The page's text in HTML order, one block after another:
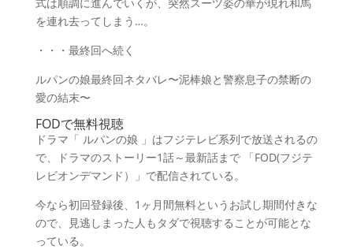
を連れ去ってしまう…。
・・・最終回へ続く
ルパンの娘最終回ネタバレ〜泥棒娘と警察息子の禁断の
愛の結末〜
FODで無料視聴
ドラマ「 ルパンの娘 」はフジテレビ系列で放送されるの
で、ドラマのストーリー1話～最新話まで 「FOD(フジテ
レビオンデマンド）」で配信されている。
今なら初回登録後、1ヶ月間無料というお試し期間付きな
ので、見逃しまった人もタダで視聴することが可能とな
っている。